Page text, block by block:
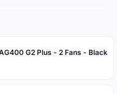
G2 Plus - 2 Fans - Black